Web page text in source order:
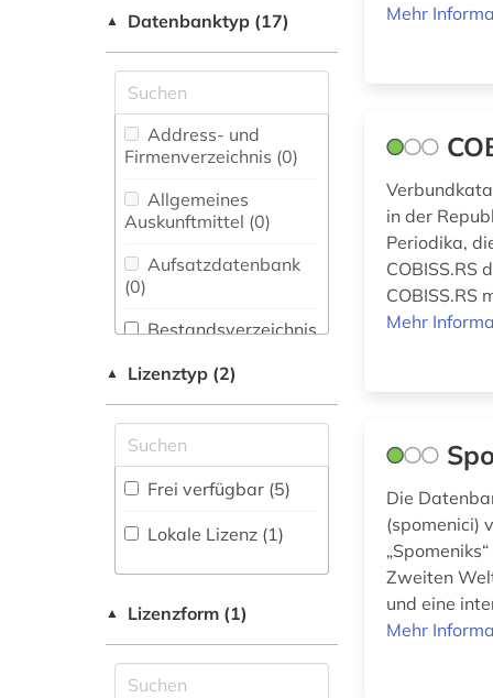
Vermessungswesen (0)
Biologie,
Biotechnologie (0)
Buch- und
Bibliothekswesen,
Informationswissenschaft
(1)
Pharmazie (0)
Elektrotechnik,
Elektronik,
Nachrichtentechnik (0)
Energietechnik (0)
Ethnologie (1)
Europäische Union
Geographie (0)
(0)
herzegowina (7)
darfur (1)
denkmal (1)
deutschland (1)
digitalisierung (1)
elektronische
bibliothek (1)
föderation bosnien
und herzegowina (2)
gefallener (1)
genealogie (1)
islam (1)
▲ Datenbanktyp (17)
Address- und
Firmenverzeichnis (0)
Allgemeines
Auskunftmittel (0)
Aufsatzdatenbank
(0)
Bestandsverzeichnis
Buchhandelsverzeichnis
Disziplinäre
Forschungsdatenrepositorien
▲ Lizenztyp (2)
Frei verfügbar (5)
Lokale Lizenz (1)
▲ Lizenzform (1)
Mehr
in der
Periodika,
COBISS.RS
COBISS.RS
Mehr
Die
(spomenici)
Zweiten
und eine
Mehr